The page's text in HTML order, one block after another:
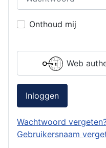
Onthoud mij
Web
Inloggen
Wachtwoord
Gebruikersnaam